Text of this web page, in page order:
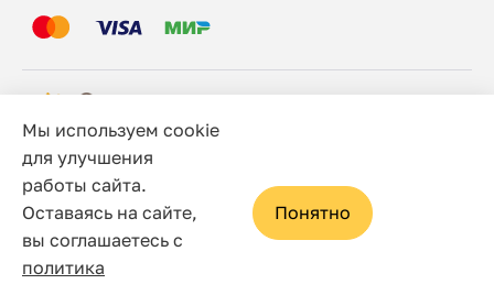
© 2006 - 2026 Этно-шоп, Интернет-магазин
Политика конфиденциальности
Сайт носит исключительно информационный характер, и
ни при каких условиях не является публичной офертой,
определяемой положениями статьи 437(2) Гражданского
Мы используем cookie
для улучшения
работы сайта.
Оставаясь на сайте,
вы соглашаетесь с
политика
Понятно